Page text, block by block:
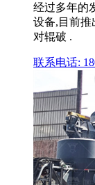
经过多年的
设备,目前推
对辊破 .
联系电话: